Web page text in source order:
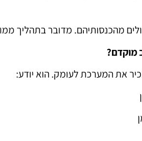
מהכנסותיהם. מדובר בתהליך
מוקדם?
את המערכת לעומק. הוא יודע: